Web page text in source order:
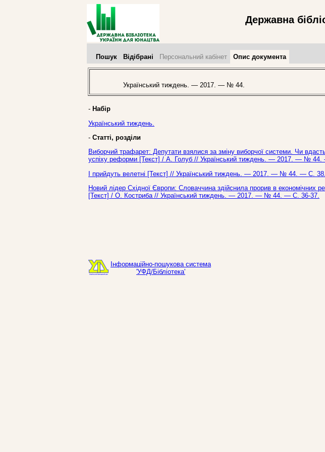
Державна
Пошук Відібрані Персональний кабінет Опис документа
Український тиждень. — 2017. — № 44.
- Набір
Український тиждень.
- Статті, розділи
Виборчий трафарет: Депутати взялися за зміну виборчої системи. Чи
успіху реформи [Текст] / А. Голуб // Український тиждень. — 2017. — №
І прийдуть велетні [Текст] // Український тиждень. — 2017. — № 44. — С. 38.
Новий лідер Східної Європи: Словаччина здійснила прорив в економічних
[Текст] / О. Костриба // Український тиждень. — 2017. — № 44. — С. 36-37.
Інформаційно-пошукова система
'УФД/Бібліотека'